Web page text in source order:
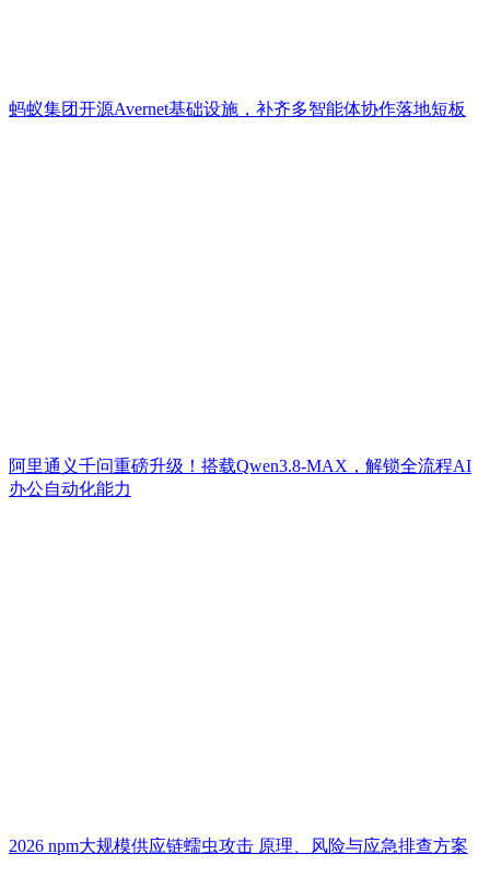
蚂蚁集团开源Avernet基础设施，补齐多智能体协作落地短板
阿里通义千问重磅升级！搭载Qwen3.8-MAX，解锁全流程AI
办公自动化能力
2026 npm大规模供应链蠕虫攻击 原理、风险与应急排查方案